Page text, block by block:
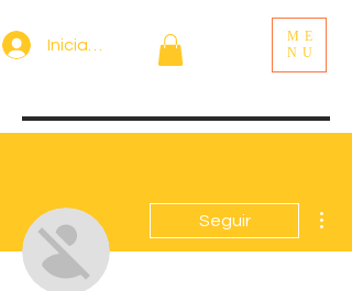
Iniciar sesión
ME
NU
Seguir